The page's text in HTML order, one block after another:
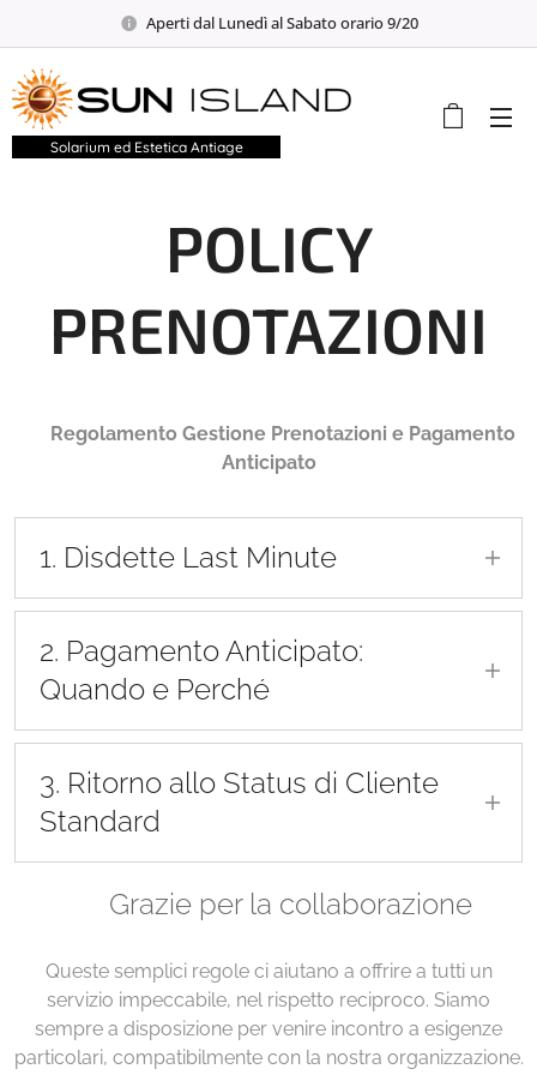
Aperti dal Lunedì al Sabato orario 9/20
Solarium ed Estetica Antiage
POLICY
PRENOTAZIONI
Regolamento Gestione Prenotazioni e Pagamento
Anticipato
1. Disdette Last Minute
Si definisce "last minute" qualsiasidisdetta
effettuata con meno di 24 ore di preavviso
rispetto all'orario dell'appuntamento.
In caso di ripetute disdette dell'ultimo
momento o mancata presentazione, sarà
pagamento anticipato.
2. Pagamento Anticipato:
Quando e Perché
I clienti che:
abbianodisdetto uno o più
appuntamenti con meno di 24 ore di
non si siano presentati
comunicazione,
potranno continuare a prenotare i
propri servizi solo tramiteversamento
anticipato dell'importo dovuto, al
3. Ritorno allo Status di Cliente
Standard
acconto anticipatouna volta completati4
eseguiti , senza disdette tardive né ritardi
ingiustificati.
Il conteggio degli appuntamenti andrà
🧡 Grazie per la collaborazione
Queste semplici regole ci aiutano a offrire a tutti un
servizio impeccabile, nel rispetto reciproco. Siamo
sempre a disposizione per venire incontro a esigenze
particolari, compatibilmente con la nostra organizzazione.